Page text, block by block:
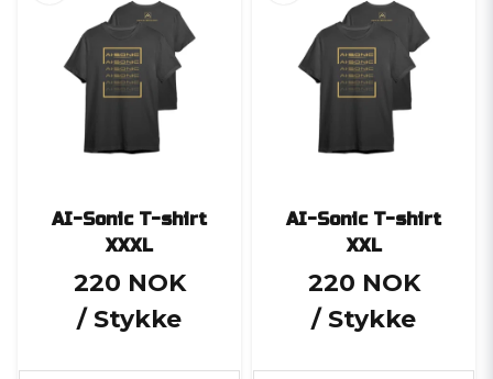
AI-Sonic T-shirt
XXXL
220 NOK
/ Stykke
AI-Sonic T-shirt
XXL
220 NOK
/ Stykke